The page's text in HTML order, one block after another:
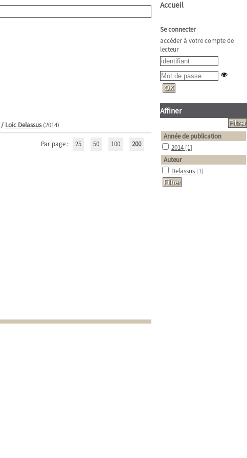
/ Loic Delassus(2014)
Par page : 25 50 100 200
Accueil
Se connecter
accéder à votre compte de
lecteur
Affiner
Année de publication
2014 [1]
Auteur
Delassus [1]